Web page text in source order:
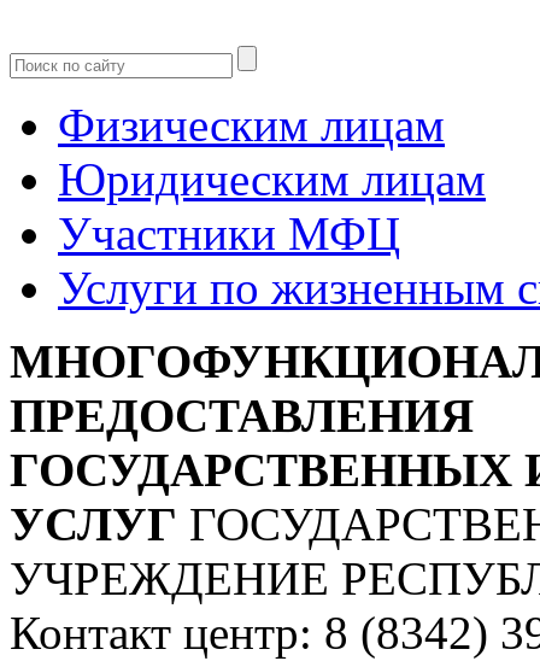
Физическим лицам
Юридическим лицам
Участники МФЦ
Услуги по жизненным
ПРЕДОСТАВЛЕНИЯ
УСЛУГ
УЧРЕЖДЕНИЕ
Контакт центр: 8 (8342)